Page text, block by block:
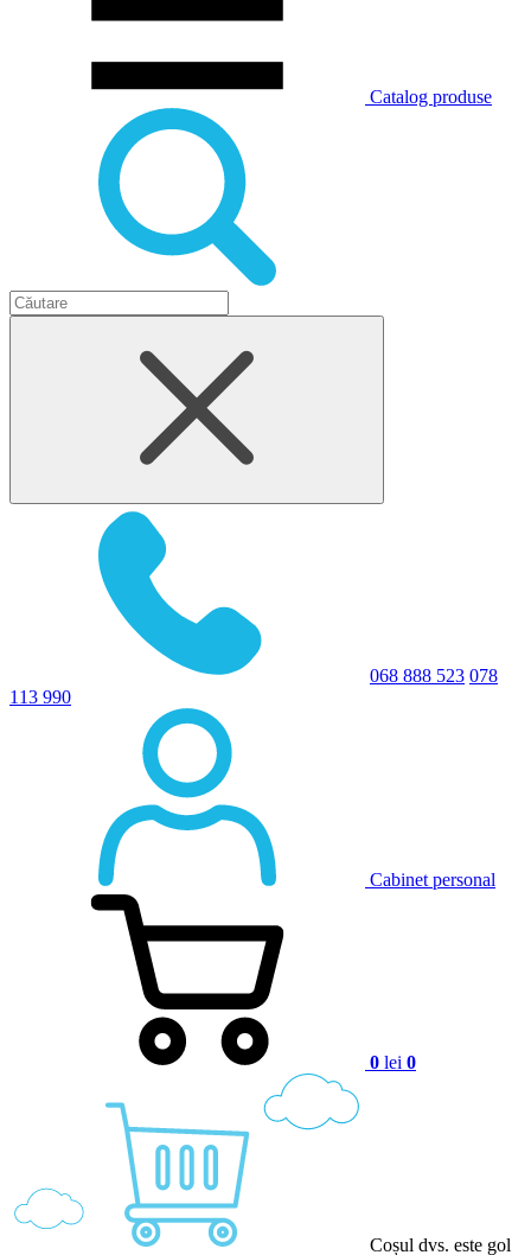
Catalog produse
068 888 523 078
113 990
Cabinet personal
0 lei 0
Coșul dvs. este gol